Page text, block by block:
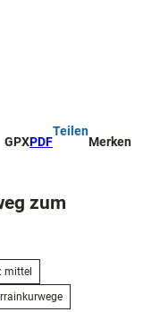
GPXPDF
Teilen
Merken
zum
mittel